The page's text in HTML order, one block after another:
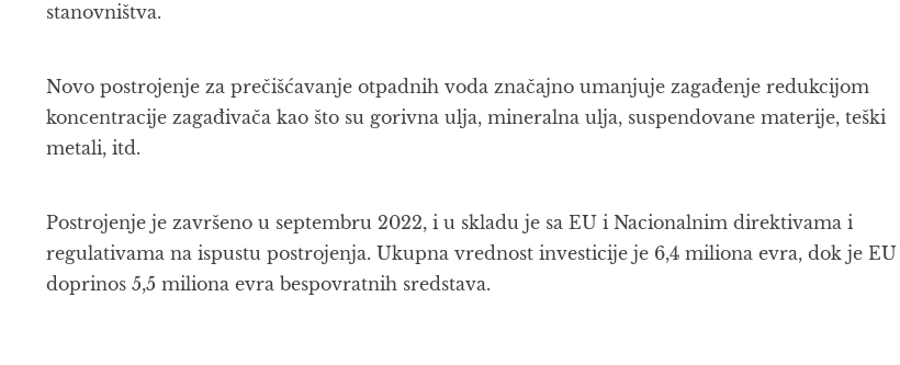
stanovništva.
Novo postrojenje za prečišćavanje otpadnih voda značajno umanjuje zagađenje redukcijom
koncentracije zagađivača kao što su gorivna ulja, mineralna ulja, suspendovane materije, teški
metali, itd.
Postrojenje je završeno u septembru 2022, i u skladu je sa EU i Nacionalnim direktivama i
regulativama na ispustu postrojenja. Ukupna vrednost investicije je 6,4 miliona evra, dok je EU
doprinos 5,5 miliona evra bespovratnih sredstava.